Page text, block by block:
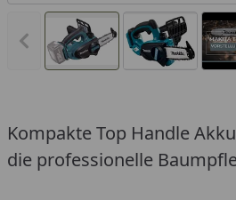
Vorheriges Bild anzeigen
Kompakte Top Handle
die professionelle